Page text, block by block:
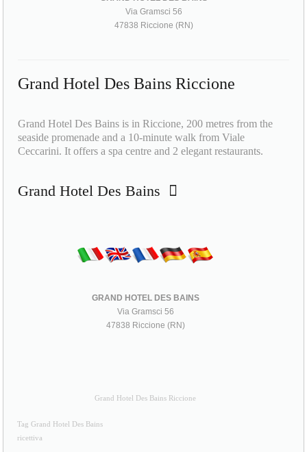
Via Gramsci 56
47838 Riccione (RN)
Grand Hotel Des Bains Riccione
Grand Hotel Des Bains is in Riccione, 200 metres from the
seaside promenade and a 10-minute walk from Viale
Ceccarini. It offers a spa centre and 2 elegant restaurants.
Grand Hotel Des Bains
GRAND HOTEL DES BAINS
Via Gramsci 56
47838 Riccione (RN)
Grand Hotel Des Bains Riccione
Tag Grand Hotel Des Bains
ricettiva